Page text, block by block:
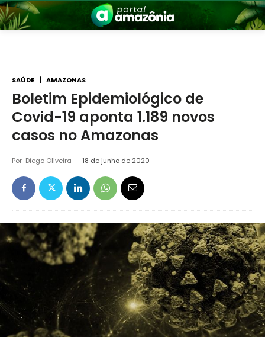
Amazônia
SAÚDE AMAZONAS
Boletim Epidemiológico de
Covid-19 aponta 1.189 novos
casos no Amazonas
Por Diego Oliveira 18 de junho de 2020